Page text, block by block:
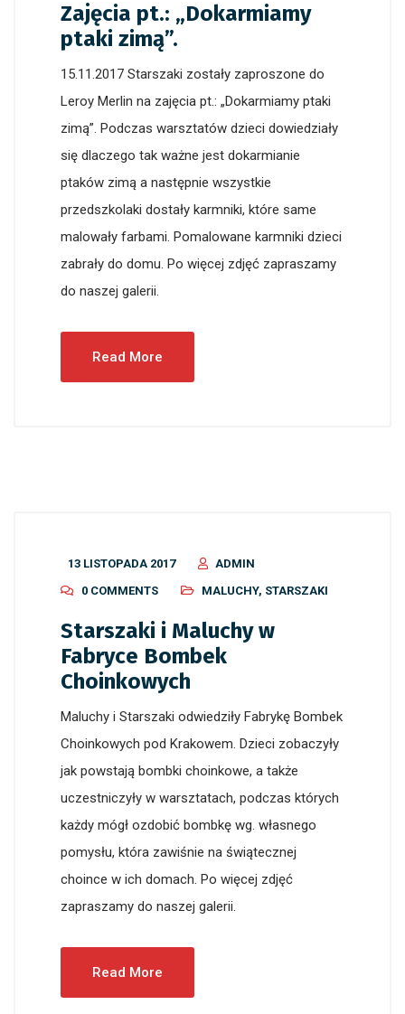
Zajęcia pt.: „Dokarmiamy
ptaki zimą”.
15.11.2017 Starszaki zostały zaproszone do
Leroy Merlin na zajęcia pt.: „Dokarmiamy ptaki
zimą”. Podczas warsztatów dzieci dowiedziały
się dlaczego tak ważne jest dokarmianie
ptaków zimą a następnie wszystkie
przedszkolaki dostały karmniki, które same
malowały farbami. Pomalowane karmniki dzieci
zabrały do domu. Po więcej zdjęć zapraszamy
do naszej galerii.
Read More
13 LISTOPADA 2017
ADMIN
0 COMMENTS
MALUCHY, STARSZAKI
Starszaki i Maluchy w
Fabryce Bombek
Choinkowych
Maluchy i Starszaki odwiedziły Fabrykę Bombek
Choinkowych pod Krakowem. Dzieci zobaczyły
jak powstają bombki choinkowe, a także
uczestniczyły w warsztatach, podczas których
każdy mógł ozdobić bombkę wg. własnego
pomysłu, która zawiśnie na świątecznej
choince w ich domach. Po więcej zdjęć
zapraszamy do naszej galerii.
Read More